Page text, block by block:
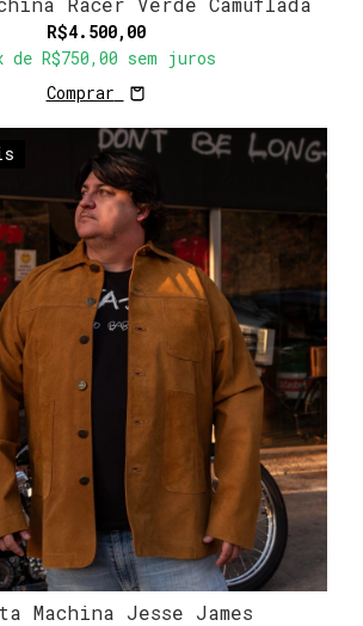
R$4.500,00
de R$750,00 sem juros
Comprar
Machina Jesse James